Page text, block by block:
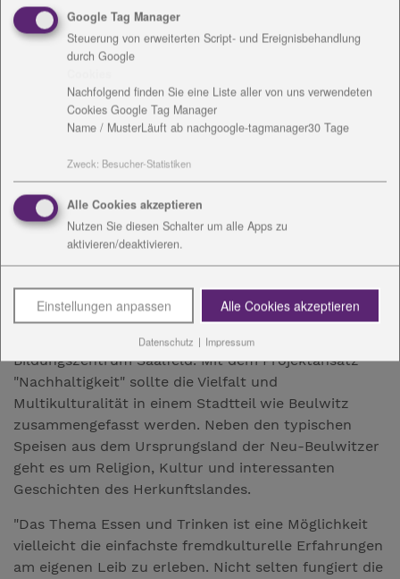
gekocht oder gebacken, nie kam der Spaß zu kurz.
Der Weg bis zum nun schon fast wieder vergriffenen
Buch war dennoch ein weiter. "Migranten kochen
zumeist aus dem Bauch heraus, nach Gefühl", sagt
die Sozialarbeiterin. Abgesehen davon, dass viele
weder Lesen noch Schreiben können, spielen
nun auch die exakten Zutaten zugeordnet werden
konnten. Bis zur Drucklegung vergingen nicht zuletzt
deshalb Jahre.
der großen und kleinen internationalen Hobbyköche
präsentiert wurde, in Zusammenarbeit mit der
Diakoniestiftung Weimar Bad Lobenstein und dem
Bildungszentrum Saalfeld. Mit dem Projektansatz
"Nachhaltigkeit" sollte die Vielfalt und
Multikulturalität in einem Stadtteil wie Beulwitz
zusammengefasst werden. Neben den typischen
Speisen aus dem Ursprungsland der Neu-Beulwitzer
geht es um Religion, Kultur und interessanten
Geschichten des Herkunftslandes.
"Das Thema Essen und Trinken ist eine Möglichkeit
vielleicht die einfachste fremdkulturelle Erfahrungen
am eigenen Leib zu erleben. Nicht selten fungiert die
Google Tag Manager
Steuerung von erweiterten Script- und Ereignisbehandlung
durch Google
Nachfolgend finden Sie eine Liste aller von uns verwendeten
Cookies Google Tag Manager
Name / MusterLäuft ab nachgoogle-tagmanager30 Tage
Zweck: Besucher-Statistiken
Alle Cookies akzeptieren
Nutzen Sie diesen Schalter um alle Apps zu
aktivieren/deaktivieren.
Einstellungen anpassen Alle Cookies akzeptieren
Datenschutz | Impressum